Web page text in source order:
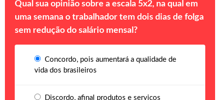
Qual sua opinião sobre a escala 5x2, na qual em
uma semana o trabalhador tem dois dias de folga
sem redução do salário mensal?
Concordo, pois aumentará a qualidade de
vida dos brasileiros
Discordo, afinal produtos e serviços